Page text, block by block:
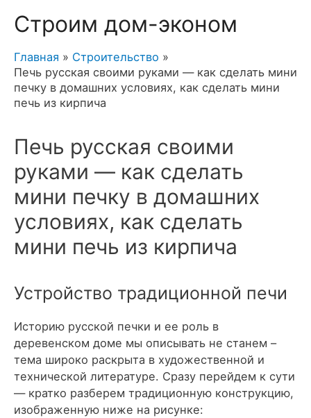
Строим дом-эконом
Главная
Строительство
Печь русская своими руками — как сделать мини
печку в домашних условиях, как сделать мини
печь из кирпича
Печь русская своими
руками — как сделать
мини печку в домашних
условиях, как сделать
мини печь из кирпича
Устройство традиционной печи
Историю русской печки и ее роль в
деревенском доме мы описывать не станем –
тема широко раскрыта в художественной и
технической литературе. Сразу перейдем к сути
— кратко разберем традиционную конструкцию,
изображенную ниже на рисунке: